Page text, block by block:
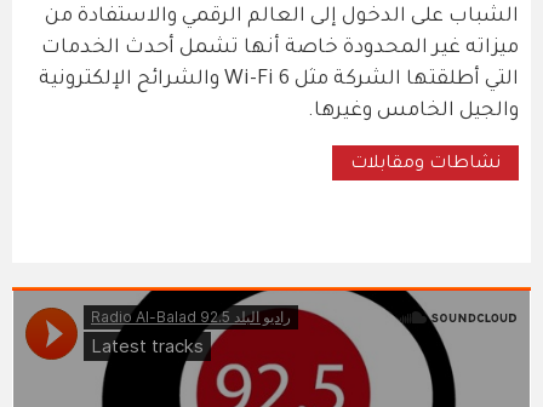
الشباب على الدخول إلى العالم الرقمي والاستفادة من
ميزاته غير المحدودة خاصة أنها تشمل أحدث الخدمات
التي أطلقتها الشركة مثل Wi-Fi 6 والشرائح الإلكترونية
والجيل الخامس وغيرها.
نشاطات ومقابلات